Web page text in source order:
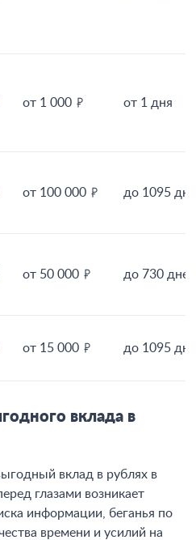
от 1 000 от 1 дня
от 100 000 до 1095
от 50 000 до 730 дней
от 15 000 до 1095
вклада в
вклад в рублях в
глазами возникает
информации, беганья по
времени и усилий на